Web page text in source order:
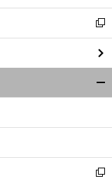
開
く
新
し
い
ウ
ィ
ン
ウ
開
く
新